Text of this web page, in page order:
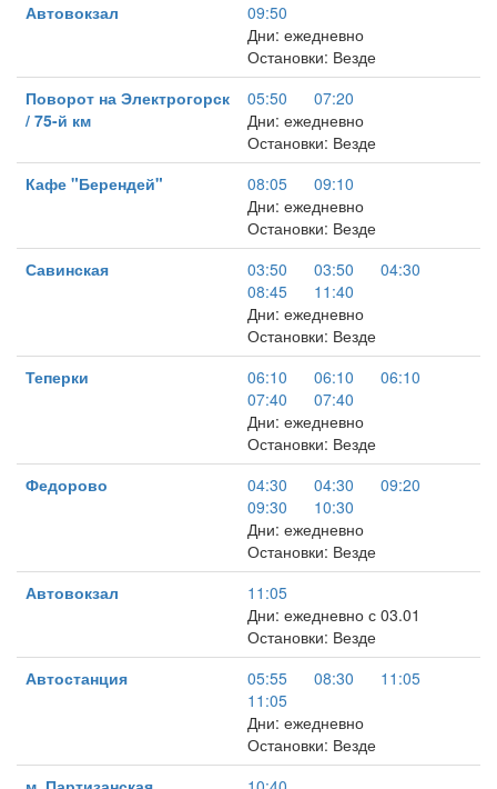
Автовокзал
09:50
Дни: ежедневно
Остановки: Везде
Поворот на Электрогорск
/ 75-й км
05:50
07:20
Дни: ежедневно
Остановки: Везде
Кафе "Берендей"
08:05
09:10
Дни: ежедневно
Остановки: Везде
Савинская
03:50 03:50
04:30
08:45
11:40
Дни: ежедневно
Остановки: Везде
Теперки
06:10 06:10
06:10
07:40
07:40
Дни: ежедневно
Остановки: Везде
Федорово
04:30 04:30
09:20
09:30
10:30
Дни: ежедневно
Остановки: Везде
Автовокзал
11:05
Дни: ежедневно с 03.01
Остановки: Везде
Автостанция
05:55 08:30
11:05
11:05
Дни: ежедневно
Остановки: Везде